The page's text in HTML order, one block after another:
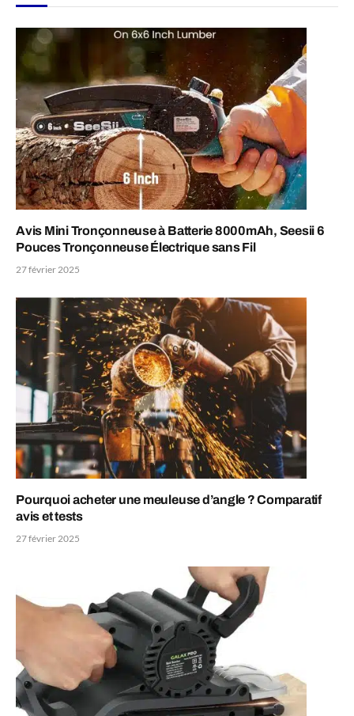
Avis Mini Tronçonneuse à Batterie 8000mAh, Seesii 6
Pouces Tronçonneuse Électrique sans Fil
27 février 2025
Pourquoi acheter une meuleuse d’angle ? Comparatif
avis et tests
27 février 2025